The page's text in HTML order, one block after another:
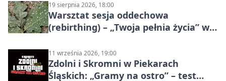
19 sierpnia 2026, 18:00
Warsztat sesja oddechowa
(rebirthing) – „Twoja pełnia życia” w
11 września 2026, 19:00
Zdolni i Skromni w Piekarach
Śląskich: „Gramy na ostro” – test